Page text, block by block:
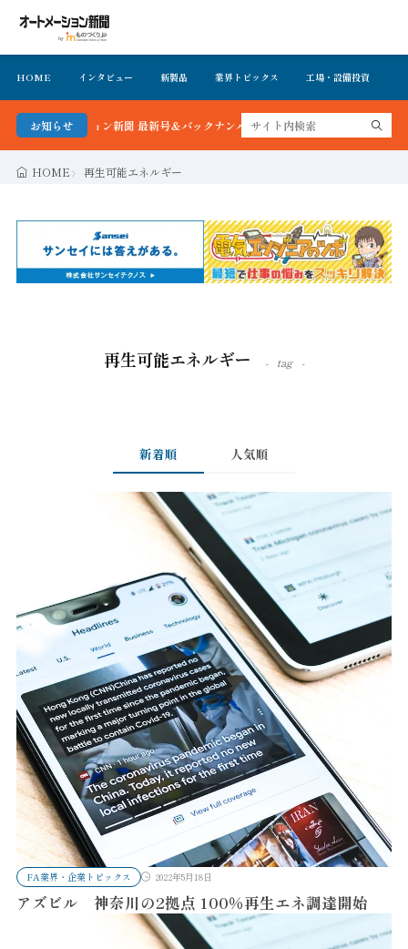
HOME インタビュー 新製品 業界トピックス 工場・設備投資
お知らせ
ション新聞 最新号＆バックナンバーを無料で公開中 詳細はこちら
HOME 再生可能エネルギー
再生可能エネルギー tag
新着順 人気順
FA業界・企業トピックス 2022年5月18日
アズビル 神奈川の2拠点 100％再生エネ調達開始